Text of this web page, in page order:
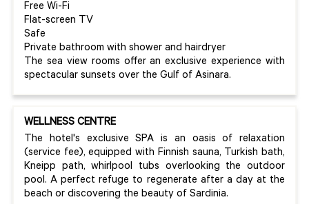
Free Wi-Fi
Flat-screen TV
Safe
Private bathroom with shower and hairdryer
The sea view rooms offer an exclusive experience with
spectacular sunsets over the Gulf of Asinara.
WELLNESS CENTRE
The hotel's exclusive SPA is an oasis of relaxation
(service fee), equipped with Finnish sauna, Turkish bath,
Kneipp path, whirlpool tubs overlooking the outdoor
pool. A perfect refuge to regenerate after a day at the
beach or discovering the beauty of Sardinia.